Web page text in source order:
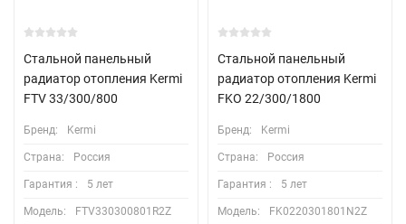
Стальной панельный
радиатор отопления Kermi
FTV 33/300/800
Бренд: Kermi
Страна: Россия
Гарантия : 5 лет
Модель: FTV330300801R2Z
Стальной панельный
радиатор отопления Kermi
FKO 22/300/1800
Бренд: Kermi
Страна: Россия
Гарантия : 5 лет
Модель: FK0220301801N2Z